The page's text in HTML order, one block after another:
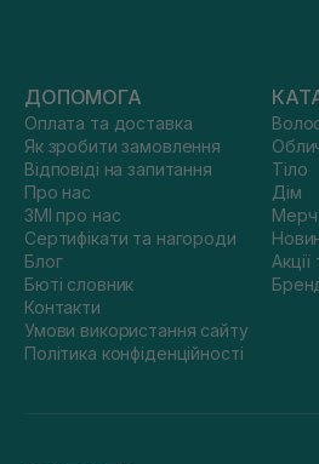
ДОПОМОГА
Оплата та доставка
Як зробити замовлення
Відповіді на запитання
Про нас
ЗМІ про нас
Сертифікати та нагороди
Блог
Бюті словник
Контакти
Умови використання сайту
Політика конфіденційності
Тіло
Дім
Мерч